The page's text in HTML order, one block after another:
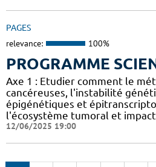
PAGES
relevance: 100%
PROGRAMME
Axe 1 : Etudier comment le
cancéreuses, l'instabilité
épigénétiques et
l'écosystème tumoral et
12/06/2025 19:00